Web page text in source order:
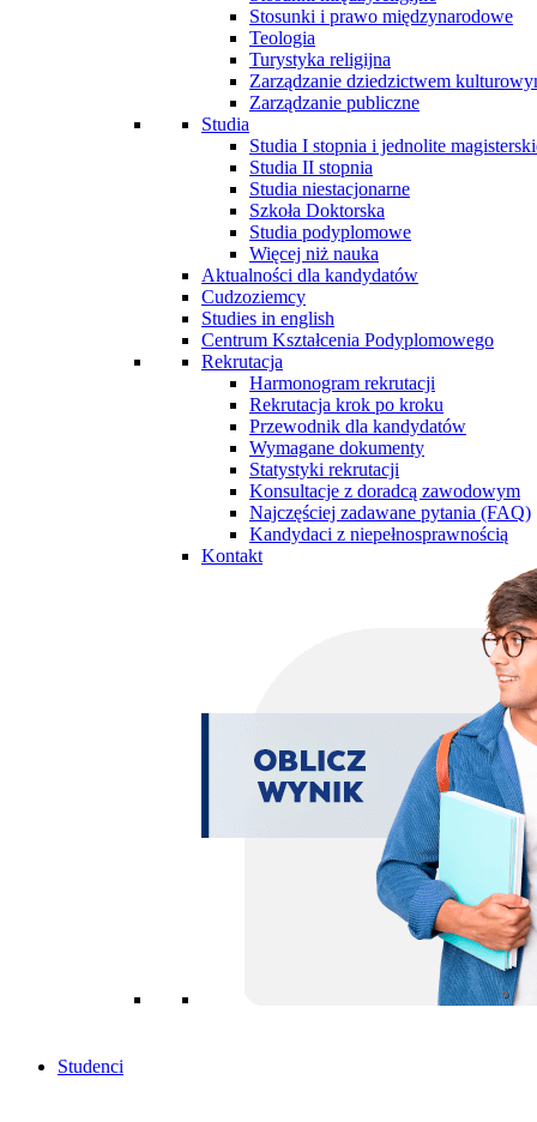
Stosunki i prawo międzynarodowe
Teologia
Turystyka religijna
Zarządzanie dziedzictwem
Zarządzanie publiczne
Studia
Studia I stopnia i jednolite
Studia II stopnia
Studia niestacjonarne
Szkoła Doktorska
Studia podyplomowe
Więcej niż nauka
Aktualności dla kandydatów
Cudzoziemcy
Studies in english
Centrum Kształcenia Podyplomowego
Rekrutacja
Harmonogram rekrutacji
Rekrutacja krok po kroku
Przewodnik dla kandydatów
Wymagane dokumenty
Statystyki rekrutacji
Konsultacje z doradcą zawodowym
Najczęściej zadawane pytania (FAQ)
Kandydaci z niepełnosprawnością
Kontakt
Studenci